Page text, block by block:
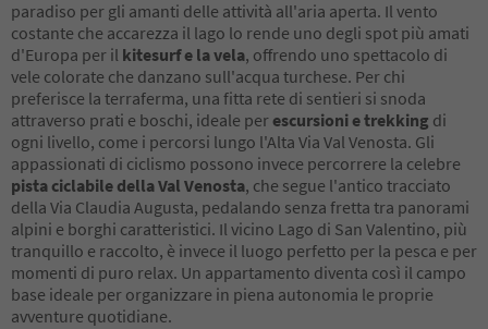
paradiso per gli amanti delle attività all'aria aperta. Il vento
costante che accarezza il lago lo rende uno degli spot più amati
d'Europa per il kitesurf e la vela, offrendo uno spettacolo di
vele colorate che danzano sull'acqua turchese. Per chi
preferisce la terraferma, una fitta rete di sentieri si snoda
attraverso prati e boschi, ideale perescursioni e trekking di
ogni livello, come i percorsi lungo l'Alta Via Val Venosta. Gli
appassionati di ciclismo possono invece percorrere la celebre
pista ciclabile della Val Venosta, che segue l'antico tracciato
della Via Claudia Augusta, pedalando senza fretta tra panorami
alpini e borghi caratteristici. Il vicino Lago di San Valentino, più
tranquillo e raccolto, è invece il luogo perfetto per la pesca e per
momenti di puro relax. Un appartamento diventa così il campo
base ideale per organizzare in piena autonomia le proprie
avventure quotidiane.